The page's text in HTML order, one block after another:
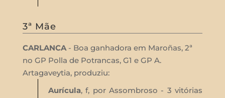
3ª Mãe
CARLANCA- Boa ganhadora em Maroñas, 2ª
no GP Polla de Potrancas, G1 e GP A.
Artagaveytia, produziu:
Aurícula, f, por Assombroso - 3 vitórias